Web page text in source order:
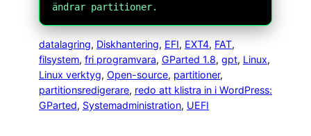
ändrar partitioner.
datalagring, Diskhantering, EFI, EXT4, FAT
filsystem, fri programvara, GParted 1.8, gpt, Linux
Linux verktyg, Open-source, partitioner
partitionsredigerare, redo att klistra in i WordPress:
GParted, Systemadministration, UEFI